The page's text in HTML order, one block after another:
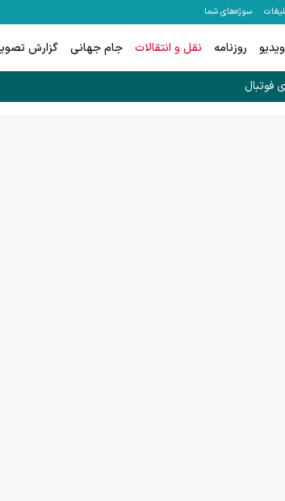
سوژه‌های شما
ویدیو روزنامه نقل و انتقالات جام جهانی گزارش
فوتبال